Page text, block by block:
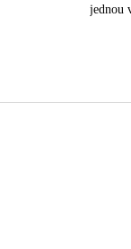
jednou